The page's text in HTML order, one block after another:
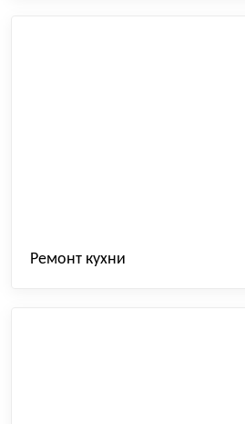
Ремонт кухни